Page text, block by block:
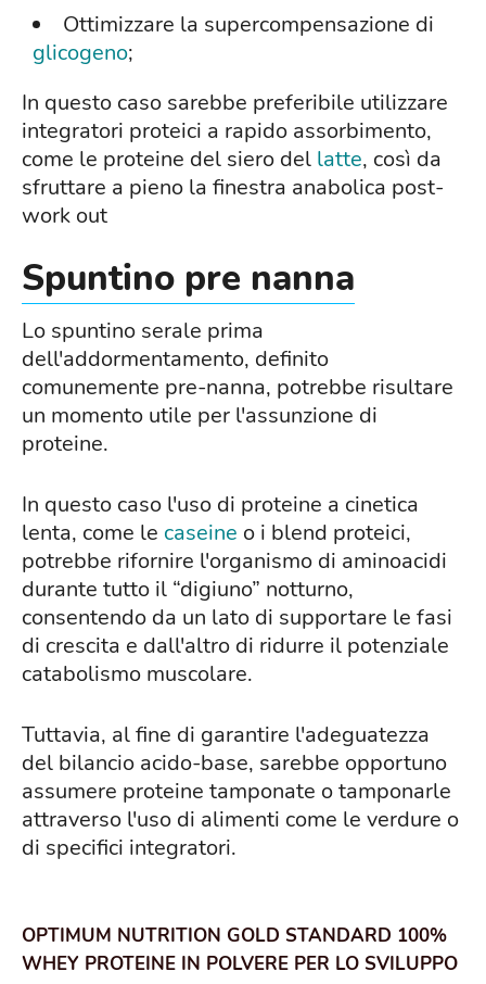
Ottimizzare la supercompensazione di
glicogeno;
In questo caso sarebbe preferibile utilizzare
integratori proteici a rapido assorbimento,
come le proteine del siero del latte, così da
sfruttare a pieno la finestra anabolica post-
work out
Spuntino pre nanna
Lo spuntino serale prima
dell'addormentamento, definito
comunemente pre-nanna, potrebbe risultare
un momento utile per l'assunzione di
proteine.
In questo caso l'uso di proteine a cinetica
lenta, come le caseine o i blend proteici,
potrebbe rifornire l'organismo di aminoacidi
durante tutto il “digiuno” notturno,
consentendo da un lato di supportare le fasi
di crescita e dall'altro di ridurre il potenziale
catabolismo muscolare.
Tuttavia, al fine di garantire l'adeguatezza
del bilancio acido-base, sarebbe opportuno
assumere proteine tamponate o tamponarle
attraverso l'uso di alimenti come le verdure o
di specifici integratori.
OPTIMUM NUTRITION GOLD STANDARD 100%
WHEY PROTEINE IN POLVERE PER LO SVILUPPO